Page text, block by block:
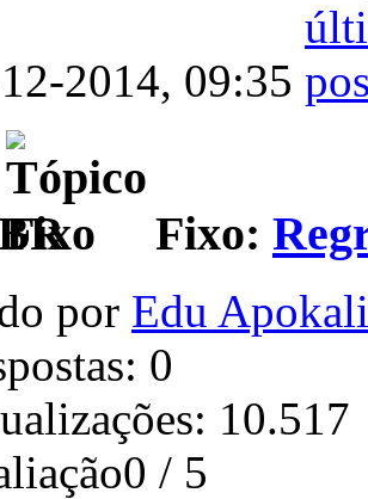
2014, 09:35
Fixo:
por Edu
0
10.517
/ 5